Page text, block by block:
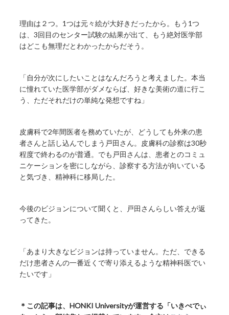
理由は２つ。1つは元々絵が大好きだったから。もう1つ
は、3回目のセンター試験の結果が出て、もう絶対医学部
はどこも無理だとわかったからだそう。
「自分が次にしたいことはなんだろうと考えました。本当
に憧れていた医学部がダメならば、好きな美術の道に行こ
う、ただそれだけの単純な発想ですね」
皮膚科で2年間医者を務めていたが、どうしても外来の患
者さんと話し込んでしまう戸田さん。皮膚科の診察は30秒
程度で終わるのが普通。でも戸田さんは、患者とのコミュ
ニケーションを密にしながら、診察する方法が向いている
と気づき、精神科に移局した。
今後のビジョンについて聞くと、戸田さんらしい答えが返
ってきた。
「あまり大きなビジョンは持っていません。ただ、できる
だけ患者さんの一番近くで寄り添えるような精神科医でい
たいです」
＊この記事は、HONKI Universityが運営する「いきぺでぃ